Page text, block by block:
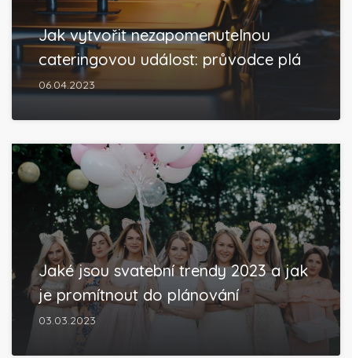
Jak vytvořit nezapomenutelnou
cateringovou událost: průvodce plá
06.04.2023
Jaké jsou svatební trendy 2023 a jak
je promítnout do plánování
03.03.2023